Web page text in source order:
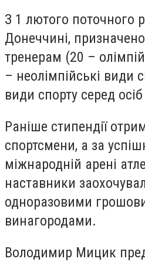
З 1 лютого поточного
Донеччині, призначено
тренерам (20 –
– неолімпійські види
види спорту серед
Раніше стипендії
спортсмени, а за
міжнародній арені
наставники
одноразовими
винагородами.
Володимир Мицик